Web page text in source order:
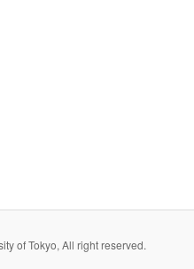
of Tokyo, All right reserved.